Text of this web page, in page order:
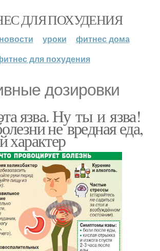
ДЛЯ ПОХУДЕНИЯ
новости уроки
фитнес дома
для похудения
дозировки
язва. Ну ты и язва!
не вредная еда,
характер